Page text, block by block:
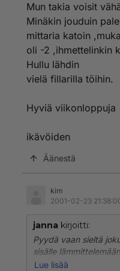
Mun takia voisit
Minäkin jouduin
mittaria katoin
oli -2 ,ihmettelinkin
Hullu lähdin
vielä fillarilla töihin.
Hyviä viikonloppuja
ikävöiden
Äänestä
kim
2001-02-23
janna kirjoitti:
Pyydä vaan sieltä
sisälle
Mun takia voisit
Lue lisää